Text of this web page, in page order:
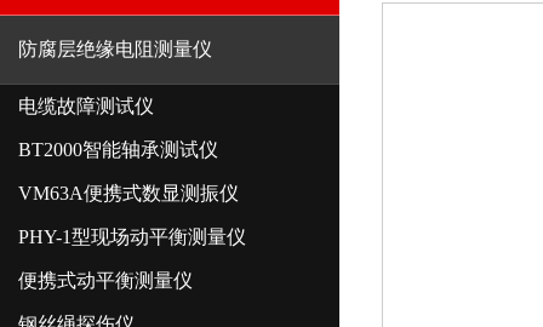
防腐层绝缘电阻测量仪
电缆故障测试仪
BT2000智能轴承测试仪
VM63A便携式数显测振仪
PHY-1型现场动平衡测量仪
便携式动平衡测量仪